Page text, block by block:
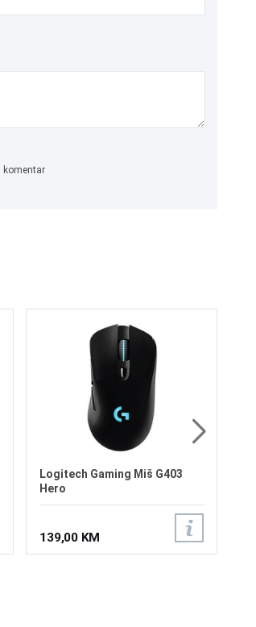
komentar
Logitech Gaming Miš G403
Hero
139,00 KM